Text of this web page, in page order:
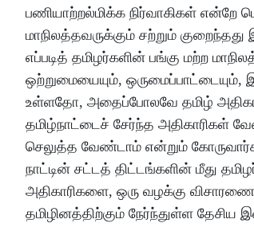
பணியாற்றல்மிக்க நிர்வாகிகள் என்றே
மாநிலத்தவருக்கும் சற்றும்
எப்படித் தமிழர்களின் பங்கு மற்ற
ஒற்றுமையையும்,
உள்ளதோ, அதைப்போலவே தமிழ்
தமிழ்நாட்டைச் சேர்ந்த அதிகாரிகள்
செலுத்த வேண்டாம் என்றும்
நாட்டின் சட்டத் திட்டங்களின் மீது
அதிகாரிகளை, ஒரு வழக்கு
தமிழினத்திற்கும் நேர்ந்துள்ள தேசிய